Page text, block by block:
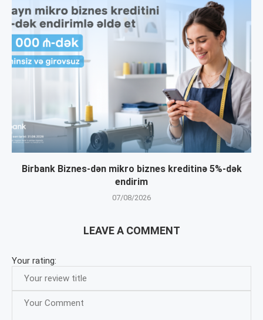
Birbank Biznes-dən mikro biznes kreditinə 5%-dək
endirim
07/08/2026
LEAVE A COMMENT
Your rating: